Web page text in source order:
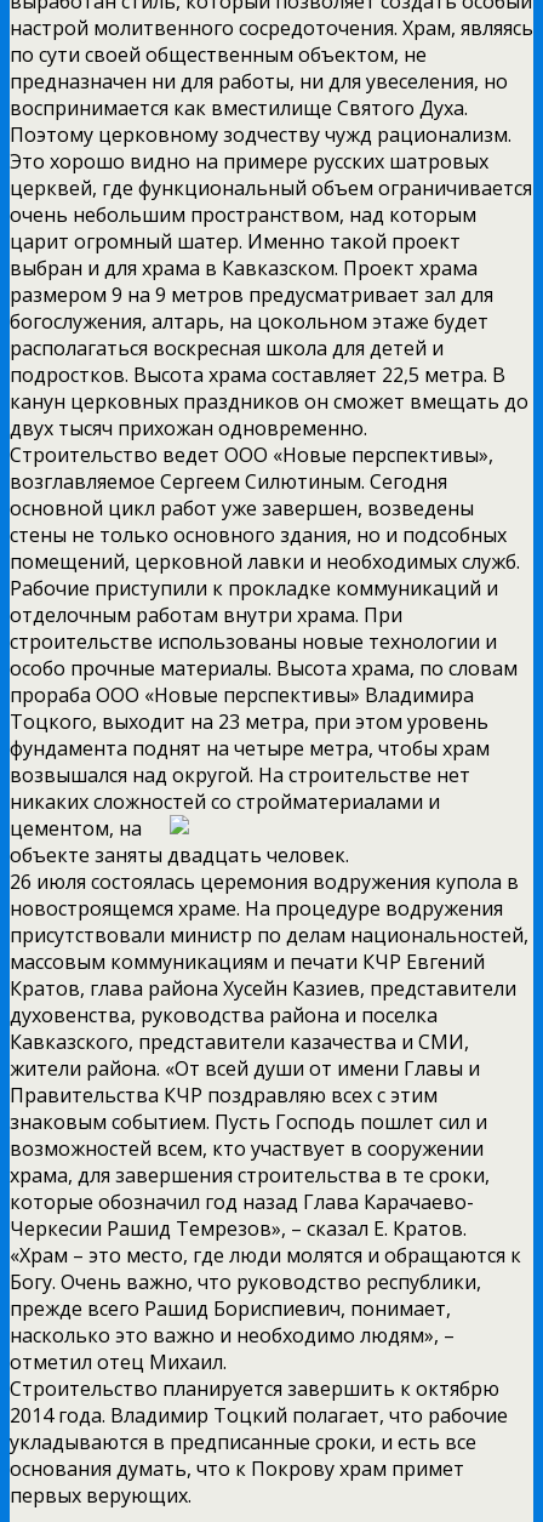
настрой молитвенного сосредоточения. Храм, являясь
по сути своей общественным объектом, не
предназначен ни для работы, ни для увеселения, но
воспринимается как вместилище Святого Духа.
Поэтому церковному зодчеству чужд рационализм.
Это хорошо видно на примере русских шатровых
церквей, где функциональный объем ограничивается
очень небольшим пространством, над которым
царит огромный шатер. Именно такой проект
выбран и для храма в Кавказском. Проект храма
размером 9 на 9 метров предусматривает зал для
богослужения, алтарь, на цокольном этаже будет
располагаться воскресная школа для детей и
подростков. Высота храма составляет 22,5 метра. В
канун церковных праздников он сможет вмещать до
двух тысяч прихожан одновременно.
Строительство ведет ООО «Новые перспективы»,
возглавляемое Сергеем Силютиным. Сегодня
основной цикл работ уже завершен, возведены
стены не только основного здания, но и подсобных
помещений, церковной лавки и необходимых служб.
Рабочие приступили к прокладке коммуникаций и
отделочным работам внутри храма. При
строительстве использованы новые технологии и
особо прочные материалы. Высота храма, по словам
прораба ООО «Новые перспективы» Владимира
Тоцкого, выходит на 23 метра, при этом уровень
фундамента поднят на четыре метра, чтобы храм
возвышался над округой. На строительстве нет
никаких сложностей со стройматериалами и
цементом, на
объекте заняты двадцать человек.
26 июля состоялась церемония водружения купола в
новостроящемся храме. На процедуре водружения
присутствовали министр по делам национальностей,
массовым коммуникациям и печати КЧР Евгений
Кратов, глава района Хусейн Казиев, представители
духовенства, руководства района и поселка
Кавказского, представители казачества и СМИ,
жители района. «От всей души от имени Главы и
Правительства КЧР поздравляю всех с этим
знаковым событием. Пусть Господь пошлет сил и
возможностей всем, кто участвует в сооружении
храма, для завершения строительства в те сроки,
которые обозначил год назад Глава Карачаево-
Черкесии Рашид Темрезов», – сказал Е. Кратов.
«Храм – это место, где люди молятся и обращаются к
Богу. Очень важно, что руководство республики,
прежде всего Рашид Бориспиевич, понимает,
насколько это важно и необходимо людям», –
отметил отец Михаил.
Строительство планируется завершить к октябрю
2014 года. Владимир Тоцкий полагает, что рабочие
укладываются в предписанные сроки, и есть все
основания думать, что к Покрову храм примет
первых верующих.